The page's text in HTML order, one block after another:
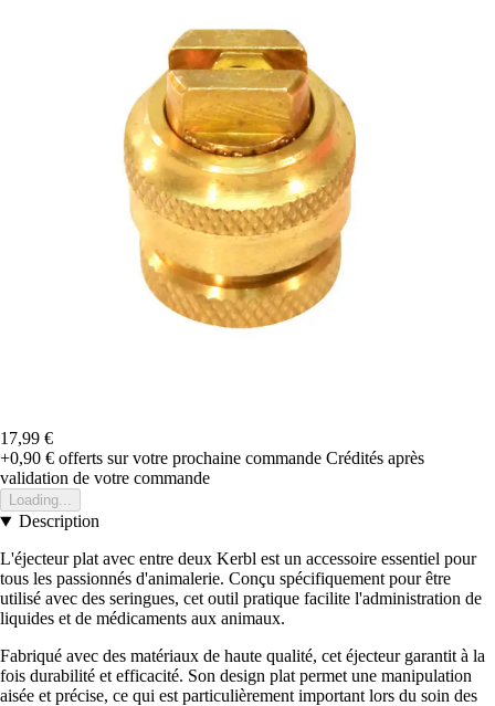
17,99 €
+0,90 € offerts sur votre prochaine commande Crédités après
validation de votre commande
Loading...
Description
L'éjecteur plat avec entre deux Kerbl est un accessoire essentiel pour
tous les passionnés d'animalerie. Conçu spécifiquement pour être
utilisé avec des seringues, cet outil pratique facilite l'administration de
liquides et de médicaments aux animaux.
Fabriqué avec des matériaux de haute qualité, cet éjecteur garantit à la
fois durabilité et efficacité. Son design plat permet une manipulation
aisée et précise, ce qui est particulièrement important lors du soin des